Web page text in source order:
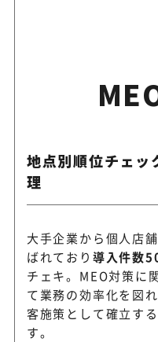
地点別順位チェ
理
大手企業から個人店
ばれており 導入件数
チェキ。MEO対策に
て業務の効率化を図
客施策として確立す
す。